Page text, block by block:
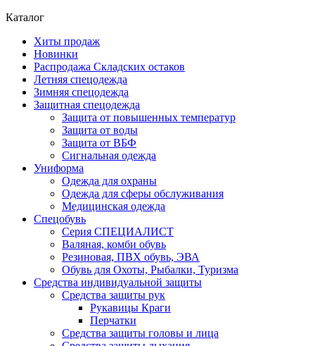
Каталог
Хиты продаж
Новинки
Распродажа Складских остаков
Летняя спецодежда
Зимняя спецодежда
Защитная спецодежда
Защита от повышенных температур
Защита от воды
Защита от ВБФ
Сигнальная одежда
Униформа
Одежда для охраны
Одежда для сферы обслуживания
Медицинская одежда
Спецобувь
Серия СПЕЦИАЛИСТ
Валяная, комби обувь
Резиновая, ПВХ обувь, ЭВА
Обувь для Охоты, Рыбалки, Туризма
Средства индивидуальной защиты
Средства защиты рук
Рукавицы Краги
Перчатки
Средства защиты головы и лица